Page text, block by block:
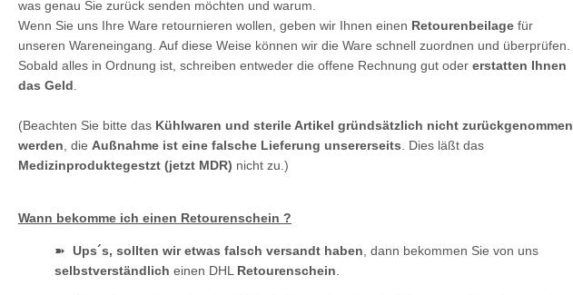
was genau Sie zurück senden möchten und warum.
Wenn Sie uns Ihre Ware retournieren wollen, geben wir Ihnen einen Retourenbeilage für
unseren Wareneingang. Auf diese Weise können wir die Ware schnell zuordnen und überprüfen.
Sobald alles in Ordnung ist, schreiben entweder die offene Rechnung gut oder erstatten Ihnen
das Geld
(Beachten Sie bitte das Kühlwaren und sterile Artikel gründsätzlich nicht zurückgenommen
werden , die Außnahme ist eine falsche Lieferung unsererseits . Dies läßt das
Medizinproduktegestzt (jetzt MDR) nicht zu.)
Wann bekomme ich einen Retourenschein ?
➽ Ups´s, sollten wir etwas falsch versandt haben , dann bekommen Sie von uns
selbstverständlich einen DHL Retourenschein